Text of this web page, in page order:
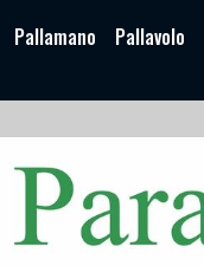
Pallamano Pallavolo